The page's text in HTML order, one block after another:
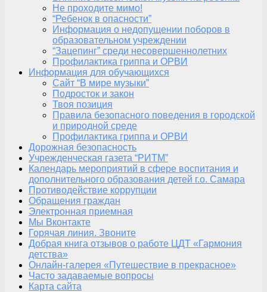
Не проходите мимо!
“Ребенок в опасности”
Информация о недопущении поборов в
образовательном учреждении
“Зацепинг” среди несовершеннолетних
Профилактика гриппа и ОРВИ
Информация для обучающихся
Сайт “В мире музыки”
Подросток и закон
Твоя позиция
Правила безопасного поведения в городской
и природной среде
Профилактика гриппа и ОРВИ
Дорожная безопасность
Учрежденческая газета “РИТМ”
Календарь мероприятий в сфере воспитания и
дополнительного образования детей г.о. Самара
Противодействие коррупции
Обращения граждан
Электронная приемная
Мы Вконтакте
Горячая линия. Звоните
Добрая книга отзывов о работе ЦДТ «Гармония
детства»
Онлайн-галерея «Путешествие в прекрасное»
Часто задаваемые вопросы
Карта сайта